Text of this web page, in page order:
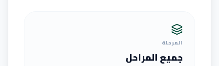
المرحلة
جميع المراحل